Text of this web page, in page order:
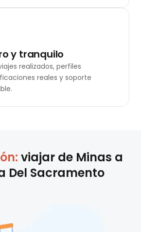
y tranquilo
realizados, perfiles
reales y soporte
viajar de Minas a
Del Sacramento